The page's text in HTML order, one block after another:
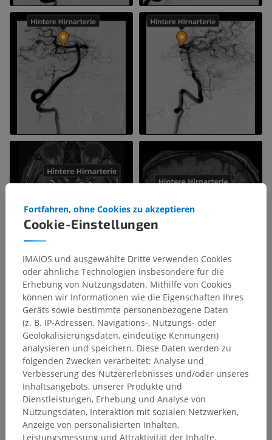
Cookie-Einstellungen
Fortfahren, ohne Cookies zu akzeptieren
IMAIOS und ausgewählte Dritte verwenden Cookies
oder ähnliche Technologien insbesondere für die
Erhebung von Nutzungsdaten. Mithilfe von Cookies
können wir Informationen wie die Eigenschaften Ihres
Geräts sowie bestimmte personenbezogene Daten
(z. B. IP-Adressen, Navigations-, Nutzungs- oder
Geolokalisierungsdaten, eindeutige Kennungen)
analysieren und speichern. Diese Daten werden zu
folgenden Zwecken verarbeitet: Analyse und
Verbesserung des Nutzererlebnisses und/oder unseres
Inhaltsangebots, unserer Produkte und
Dienstleistungen, Erhebung und Analyse von
Nutzungsdaten, Interaktion mit sozialen Netzwerken,
Anzeige von personalisierten Inhalten,
Leistungsmessung und Attraktivität der Inhalte.